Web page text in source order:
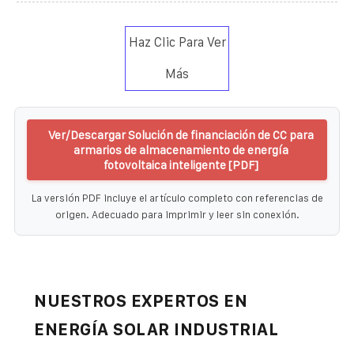
Haz Clic Para Ver
Más
Ver/Descargar Solución de financiación de CC para
armarios de almacenamiento de energía
fotovoltaica inteligente [PDF]
La versión PDF incluye el artículo completo con referencias de
origen. Adecuado para imprimir y leer sin conexión.
NUESTROS EXPERTOS EN
ENERGÍA SOLAR INDUSTRIAL